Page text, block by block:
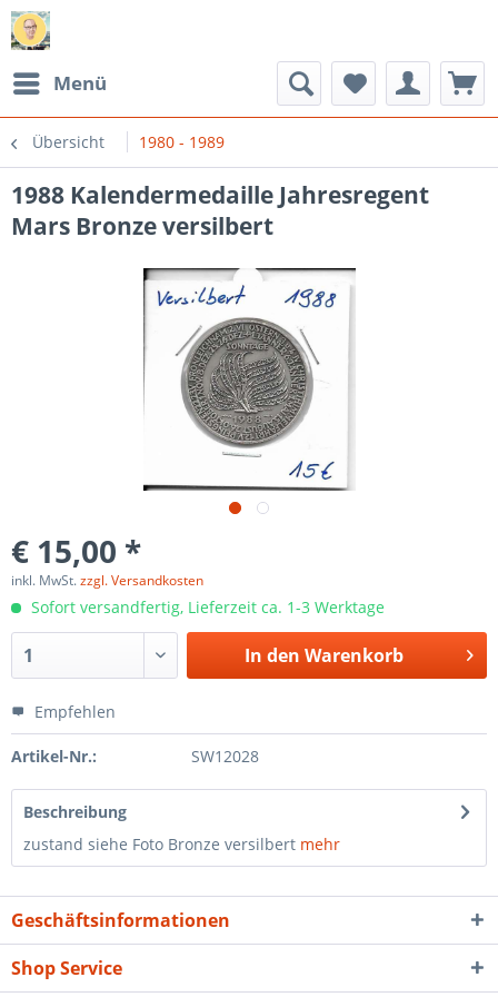
Menü
Übersicht 1980 - 1989
1988 Kalendermedaille Jahresregent
Mars Bronze versilbert
€ 15,00 *
inkl. MwSt.zzgl. Versandkosten
Sofort versandfertig, Lieferzeit ca. 1-3 Werktage
In den Warenkorb
Empfehlen
Artikel-Nr.: SW12028
Beschreibung
zustand siehe Foto Bronze versilbert mehr
Geschäftsinformationen
Shop Service